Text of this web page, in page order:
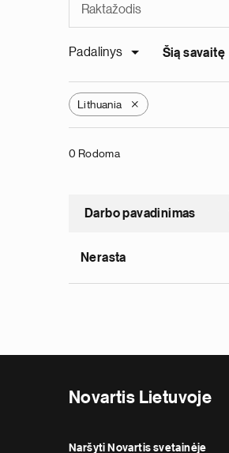
Padalinys Šią savaitę
Lithuania X
0 Rodoma
Darbo pavadinimas
Nerasta
Novartis Lietuvoje
Naršyti Novartis svetainėje